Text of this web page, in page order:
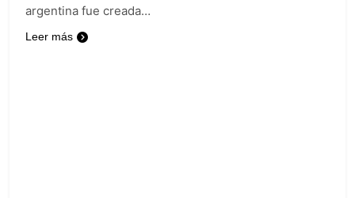
argentina fue creada…
Leer más